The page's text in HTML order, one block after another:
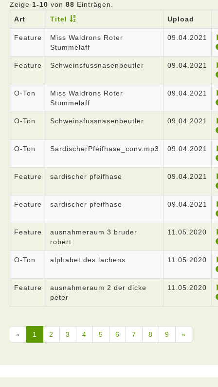
Zeige 1-10 von 88 Einträgen.
Art
Titel Upload
Feature
Miss Waldrons Roter
Stummelaff
09.04.2021
Feature Schweinsfussnasenbeutler 09.04.2021
O-Ton
Miss Waldrons Roter
Stummelaff
09.04.2021
O-Ton Schweinsfussnasenbeutler 09.04.2021
O-Ton SardischerPfeifhase_conv.mp3 09.04.2021
Feature sardischer pfeifhase 09.04.2021
Feature sardischer pfeifhase 09.04.2021
Feature
ausnahmeraum 3 bruder
robert
11.05.2020
O-Ton alphabet des lachens 11.05.2020
Feature
ausnahmeraum 2 der dicke
peter
11.05.2020
« 1 2 3 4 5 6 7 8 9 »